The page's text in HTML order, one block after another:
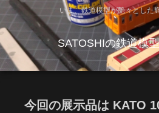
いま、鉄道模型が艶々とした
SATOSHIの鉄道模
今回の展示品は KATO